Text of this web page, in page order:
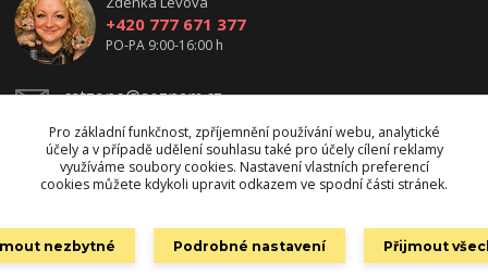
+420 777 671 377
PO-PA 9:00-16:00 h
catzone@seznam.cz
Copyright 2010- 2026 catzone.cz. Všechna práva vyhrazena.
Pro základní funkčnost, zpříjemnění používání webu, analytické
účely a v případě udělení souhlasu také pro účely cílení reklamy
využíváme soubory cookies. Nastavení vlastních preferencí
cookies můžete kdykoli upravit odkazem ve spodní části stránek.
nezbytné Podrobné nastavení Přijmout